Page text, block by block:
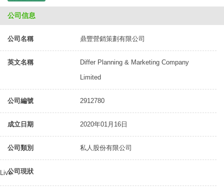
公司信息
公司名稱 鼎豐營銷策劃有限公司
英文名稱
Differ Planning & Marketing Company
Limited
公司編號 2912780
成立日期 2020年01月16日
公司類別 私人股份有限公司
公司現狀
Live